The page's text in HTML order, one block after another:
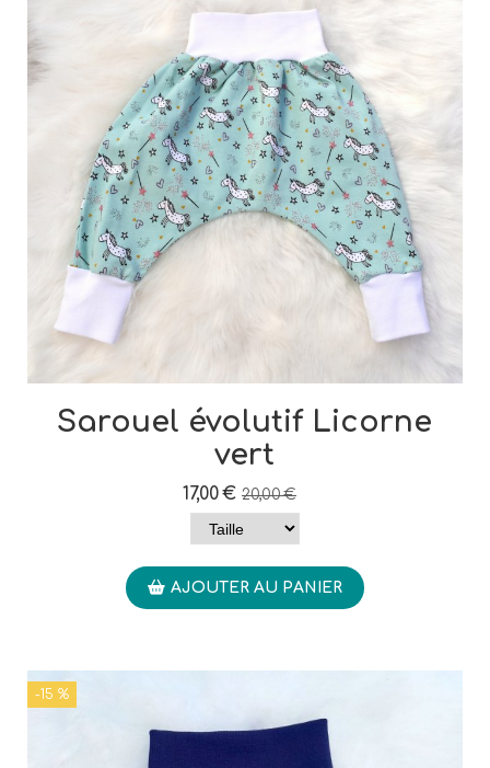
Sarouel évolutif Licorne
vert
17,00€ 20,00€
AJOUTER AU PANIER
-15 %